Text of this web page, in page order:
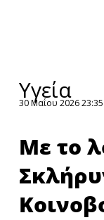
Υγεία
30 Μαΐου 2026 23:35
Με το